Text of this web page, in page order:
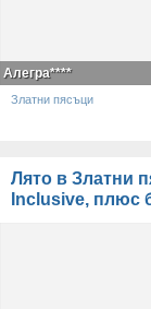
Алегра****
Златни пясъци
Лято в Златни
Inclusive, плюс